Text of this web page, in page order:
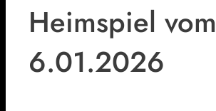
Heimspiel vom
6.01.2026